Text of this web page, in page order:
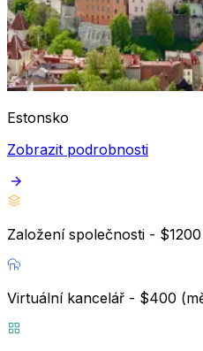
Estonsko
Zobrazit podrobnosti
Založení společnosti -
Virtuální kancelář - $400